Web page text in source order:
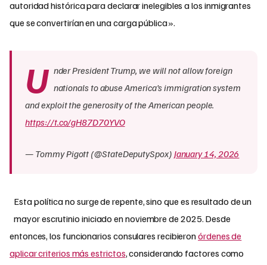
autoridad histórica para declarar inelegibles a los inmigrantes
que se convertirían en una carga pública».
U nder President Trump, we will not allow foreign
nationals to abuse America’s immigration system
and exploit the generosity of the American people.
https://t.co/gH87D70YVO
— Tommy Pigott (@StateDeputySpox) January 14, 2026
Esta política no surge de repente, sino que es resultado de un
mayor escrutinio iniciado en noviembre de 2025. Desde
entonces, los funcionarios consulares recibieronórdenes de
aplicar criterios más estrictos, considerando factores como